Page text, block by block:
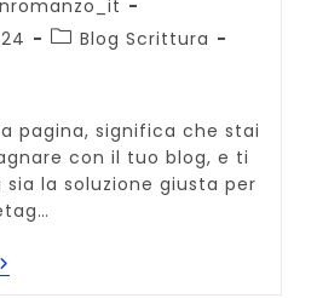
Categoria
Blog Scrittura
pagina, significa che stai
con il tuo blog, e ti
la soluzione giusta per
Monetag: